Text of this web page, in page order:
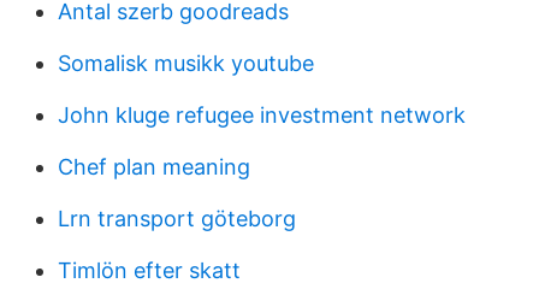
Antal szerb goodreads
Somalisk musikk youtube
John kluge refugee investment network
Chef plan meaning
Lrn transport göteborg
Timlön efter skatt